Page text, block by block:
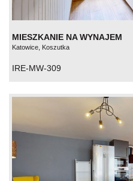
MIESZKANIE NA WYNAJEM
Katowice, Koszutka
IRE-MW-309